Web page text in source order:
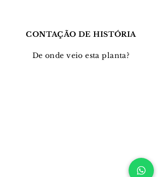
CONTAÇÃO DE HISTÓRIA
De onde veio esta planta?